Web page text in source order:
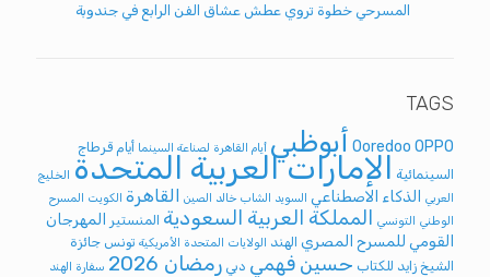
المسرحي خطوة تروي عطش عشاق الفن الرابع في جندوبة
TAGS
Ooredoo OPPO أبوظبي أيام القاهرة لصناعة السينما أيام قرطاج
السينمائية الإمارات العربية المتحدة الخليج
العربي
الذكاء الاصطناعي السويد الشاب خالد الصين القاهرة الكويت المسرح
الوطني التونسي
المملكة العربية السعودية المنستير
المهرجان
القومي للمسرح المصري الهند الولايات المتحدة الأمريكية تونس جائزة
الشيخ زايد للكتاب حسين فهمي دبي رمضان 2026
سفارة الهند